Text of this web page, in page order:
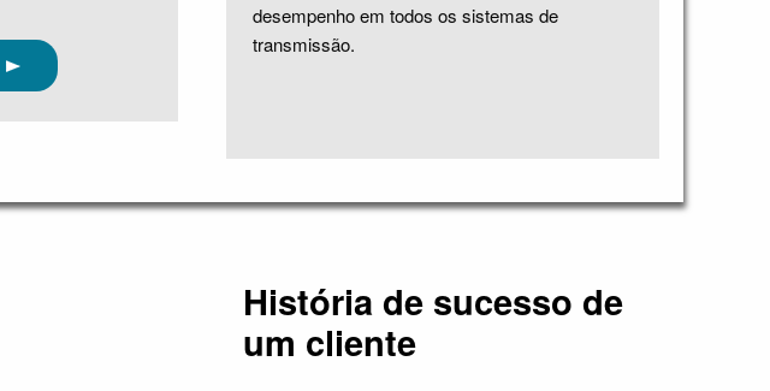
desempenho em todos os sistemas de
transmissão.
História de sucesso de
um cliente